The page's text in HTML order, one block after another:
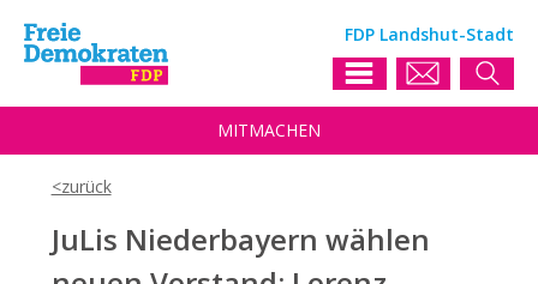
FDP Landshut-Stadt
MITMACHEN
JuLis Niederbayern wählen